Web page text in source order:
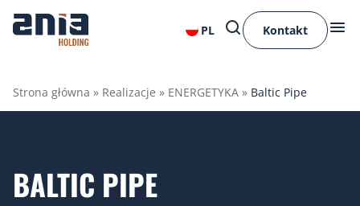
PL Kontakt
Strona główna » Realizacje » ENERGETYKA » Baltic Pipe
BALTIC PIPE